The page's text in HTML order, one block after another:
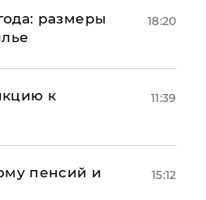
размеры
18:20
к
11:39
пенсий и
15:12